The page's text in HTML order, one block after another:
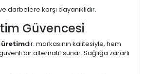
darbelere karşı dayanıklıdır.
Güvencesi
üretimdir. markasının kalitesiyle, hem
bir alternatif sunar. Sağlığa zararlı